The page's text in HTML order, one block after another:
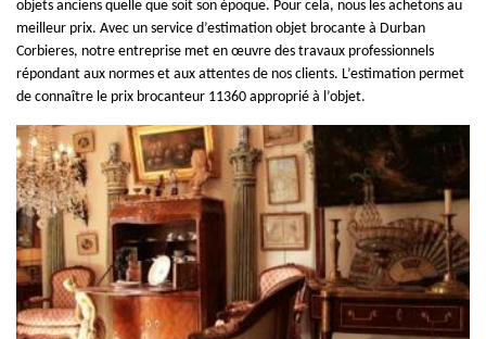
objets anciens quelle que soit son époque. Pour cela, nous les achetons au
meilleur prix. Avec un service d’estimation objet brocante à Durban
Corbieres, notre entreprise met en œuvre des travaux professionnels
répondant aux normes et aux attentes de nos clients. L’estimation permet
de connaître le prix brocanteur 11360 approprié à l’objet.